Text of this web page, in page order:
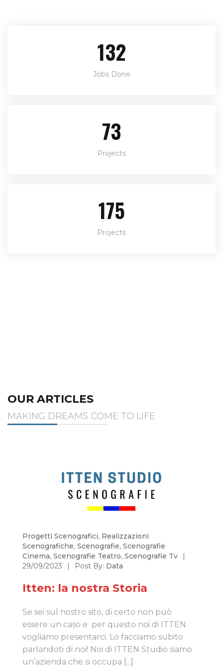
166
Jobs Done
92
Projects
220
Projects
OUR ARTICLES
MAKING DREAMS COME TO LIFE
Progetti Scenografici, Realizzazioni
Scenografiche, Scenografie, Scenografie
Cinema, Scenografie Teatro, Scenografie Tv
|
29/09/2023
| Post By: Data
Itten: la nostra Storia
Se sei sul nostro sito, di certo non può
essere un caso e per questo noi di ITTEN
vogliamo presentarci. Lo facciamo subito
parlandoti di noi! Noi di ITTEN Studio siamo
un’azienda che si occupa [...]